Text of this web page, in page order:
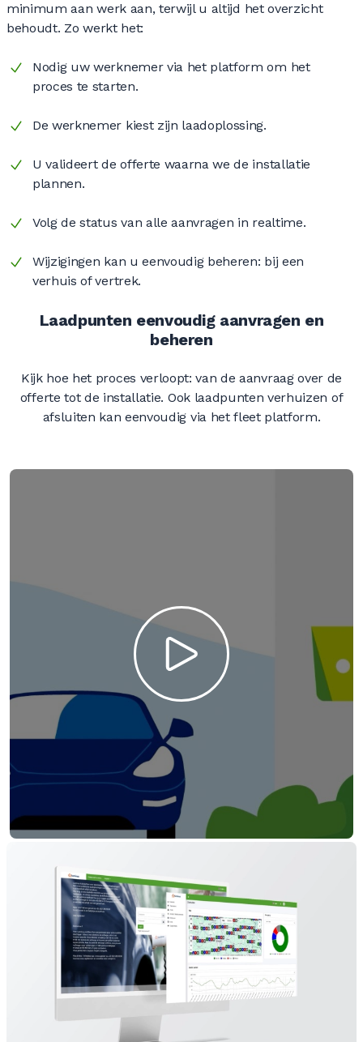
minimum aan werk aan, terwijl u altijd het overzicht
behoudt. Zo werkt het:
Nodig uw werknemer via het platform om het
proces te starten.
De werknemer kiest zijn laadoplossing.
U valideert de offerte waarna we de installatie
plannen.
Volg de status van alle aanvragen in realtime.
Wijzigingen kan u eenvoudig beheren: bij een
verhuis of vertrek.
Laadpunten eenvoudig aanvragen en
beheren
Kijk hoe het proces verloopt: van de aanvraag over de
offerte tot de installatie. Ook laadpunten verhuizen of
afsluiten kan eenvoudig via het fleet platform.